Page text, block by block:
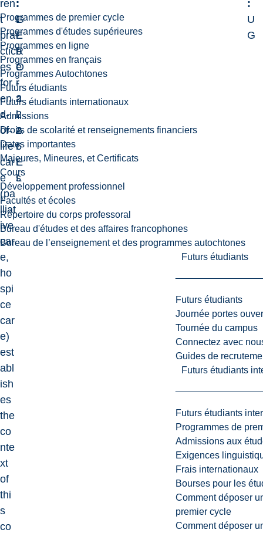
Programmes de premier cycle
Programmes d'études supérieures
Programmes en ligne
Programmes en français
Programmes Autochtones
Futurs étudiants
Futurs étudiants internationaux
Admissions
Droits de scolarité et renseignements financiers
Dates importantes
Majeures, Mineures, et Certificats
Cours
Développement professionnel
Facultés et écoles
Répertoire du corps professoral
Bureau d'études et des affaires francophones
Bureau de l’enseignement et des programmes autochtones
Futurs étudiants
Futurs étudiants
Journée portes
Tournée du campus
Connectez avec
Guides de
Futurs étudiants
Futurs étudiants
Programmes de
Admissions aux
Exigences
Frais internationaux
Bourses pour les
Comment déposer
premier cycle
Comment déposer
ren
t
pra
ctic
es
for
en
d-
of-
life
car
e
(pa
lliat
ive
car
e,
ho
spi
ce
car
e)
est
abl
ish
es
the
co
nte
xt
of
thi
s
co
:
G
E
R
O
-
2
2
2
6
E
L
:
L
i
b
e
r
a
l
A
r
t
s
:
U
G